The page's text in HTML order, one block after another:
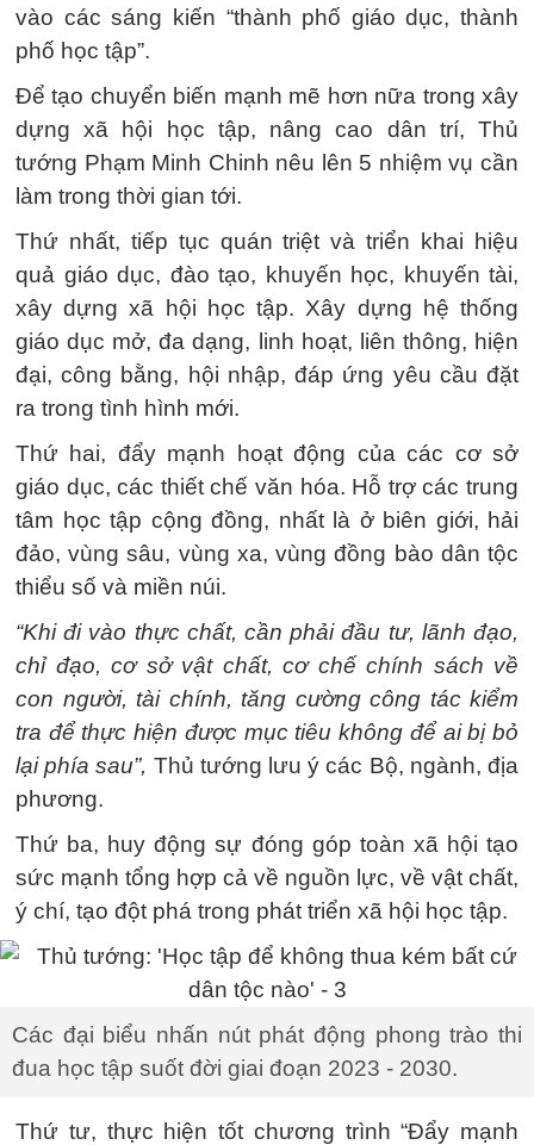
vào các sáng kiến “thành phố giáo dục, thành
phố học tập”.
Để tạo chuyển biến mạnh mẽ hơn nữa trong xây
dựng xã hội học tập, nâng cao dân trí, Thủ
tướng Phạm Minh Chinh nêu lên 5 nhiệm vụ cần
làm trong thời gian tới.
Thứ nhất, tiếp tục quán triệt và triển khai hiệu
quả giáo dục, đào tạo, khuyến học, khuyến tài,
xây dựng xã hội học tập. Xây dựng hệ thống
giáo dục mở, đa dạng, linh hoạt, liên thông, hiện
đại, công bằng, hội nhập, đáp ứng yêu cầu đặt
ra trong tình hình mới.
Thứ hai, đẩy mạnh hoạt động của các cơ sở
giáo dục, các thiết chế văn hóa. Hỗ trợ các trung
tâm học tập cộng đồng, nhất là ở biên giới, hải
đảo, vùng sâu, vùng xa, vùng đồng bào dân tộc
thiểu số và miền núi.
“Khi đi vào thực chất, cần phải đầu tư, lãnh đạo,
chỉ đạo, cơ sở vật chất, cơ chế chính sách về
con người, tài chính, tăng cường công tác kiểm
tra để thực hiện được mục tiêu không để ai bị bỏ
lại phía sau”, Thủ tướng lưu ý các Bộ, ngành, địa
phương.
Thứ ba, huy động sự đóng góp toàn xã hội tạo
sức mạnh tổng hợp cả về nguồn lực, về vật chất,
ý chí, tạo đột phá trong phát triển xã hội học tập.
Các đại biểu nhấn nút phát động phong trào thi
đua học tập suốt đời giai đoạn 2023 - 2030.
Thứ tư, thực hiện tốt chương trình “Đẩy mạnh